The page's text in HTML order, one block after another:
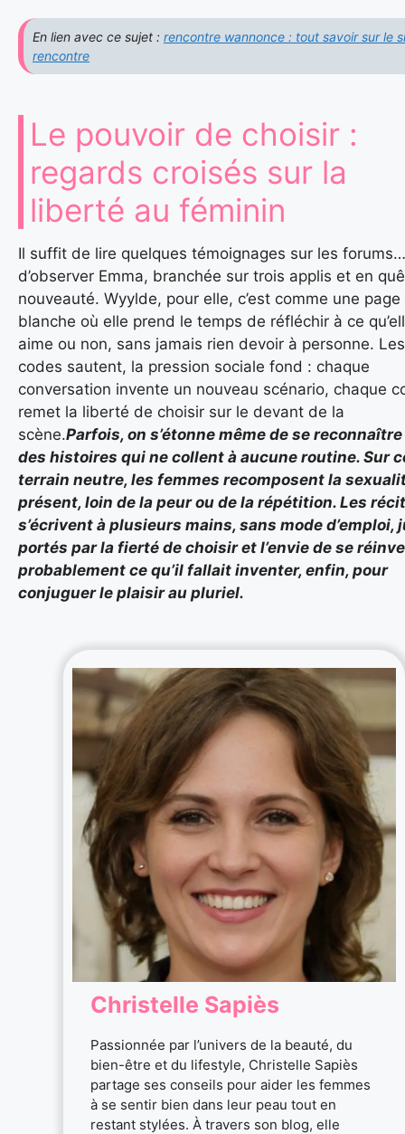
En lien avec ce sujet : rencontre wannonce : tout savoir sur le
rencontre
Le pouvoir de choisir :
regards croisés sur la
liberté au féminin
Il suffit de lire quelques témoignages sur les
d’observer Emma, branchée sur trois applis et en
nouveauté. Wyylde, pour elle, c’est comme une page
blanche où elle prend le temps de réfléchir à ce
aime ou non, sans jamais rien devoir à personne. Les
codes sautent, la pression sociale fond : chaque
conversation invente un nouveau scénario, chaque
remet la liberté de choisir sur le devant de la
scène.Parfois, on s’étonne même de se
des histoires qui ne collent à aucune routine. Sur
terrain neutre, les femmes recomposent la
présent, loin de la peur ou de la répétition. Les
s’écrivent à plusieurs mains, sans mode d’emploi,
portés par la fierté de choisir et l’envie de se
probablement ce qu’il fallait inventer, enfin, pour
conjuguer le plaisir au pluriel.
Christelle Sapiès
Passionnée par l’univers de la beauté, du
bien-être et du lifestyle, Christelle Sapiès
partage ses conseils pour aider les femmes
à se sentir bien dans leur peau tout en
restant stylées. À travers son blog, elle